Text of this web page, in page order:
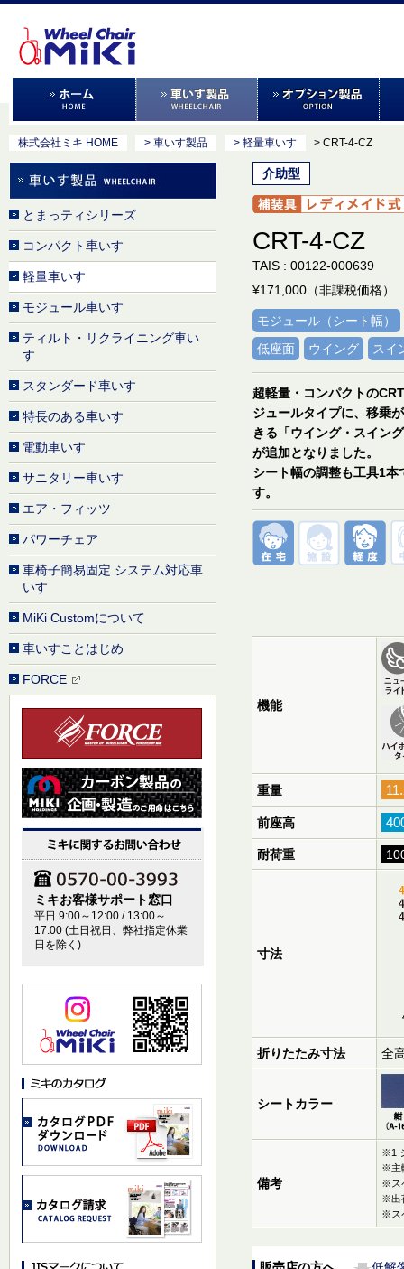
株式会社ミキ HOME > 車いす製品 > 軽量車いす > CRT-4-CZ
介助型
CRT-4-CZ
TAIS : 00122-000639
¥171,000（非課税価格）
モジュール（シート幅）
低座面
ウイング スイ
超軽量・コンパクトの
ジュールタイプに、移乗
きる「ウイング・スイン
が追加となりました。
シート幅の調整も工具1本
す。
機能
重量
前座高
耐荷重
寸法
折りたたみ寸法 全
シートカラー
備考
※1
※主
※ス
※出
※ス
とまっティシリーズ
コンパクト車いす
軽量車いす
モジュール車いす
ティルト・リクライニング車い
す
スタンダード車いす
特長のある車いす
電動車いす
サニタリー車いす
エア・フィッツ
パワーチェア
車椅子簡易固定 システム対応車
いす
MiKi Customについて
車いすことはじめ
FORCE
ミキお客様サポート窓口
平日 9:00～12:00 / 13:00～
17:00 (土日祝日、弊社指定休業
日を除く)